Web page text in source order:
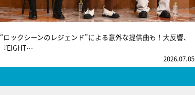
“ロックシーンのレジェンド”による意外な提供曲も！大反響、
『EIGHT…
2026.07.05